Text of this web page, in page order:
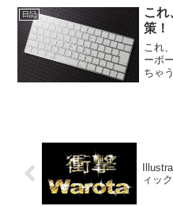
日記
これ
策！
これ
ーボ
ちゃ
ィッ